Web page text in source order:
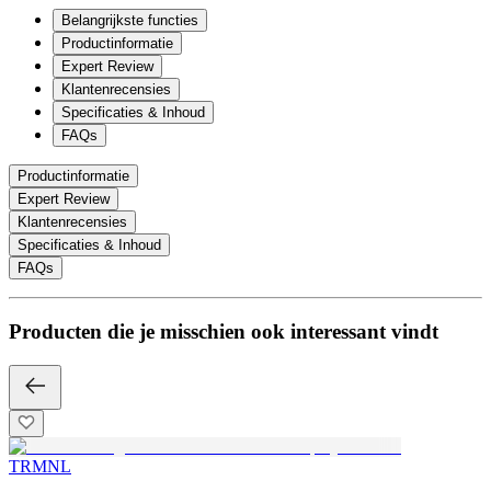
Belangrijkste functies
Productinformatie
Expert Review
Klantenrecensies
Specificaties & Inhoud
FAQs
Productinformatie
Expert Review
Klantenrecensies
Specificaties & Inhoud
FAQs
Producten die je misschien ook interessant vindt
TRMNL